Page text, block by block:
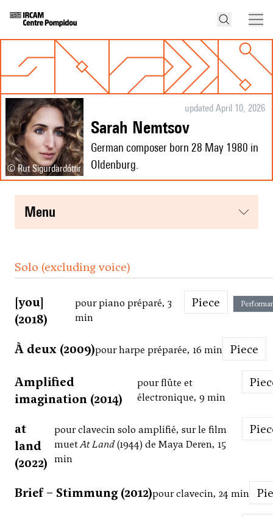
© Rut Sigurdardóttir
updated April 10, 2026
Sarah Nemtsov
German composer born 28 May 1980 in
Oldenburg.
menu
Solo (excluding voice)
[you]
(2018)
pour piano préparé, 3
min
Piece
À deux (2009)pour harpe préparée, 16 min Piece
Amplified
imagination (2014)
pour flûte et
électronique, 9 min
at
land
(2022)
pour clavecin solo amplifié, sur le film
muetAt Land(1944) de Maya Deren, 15
min
Brief – Stimmung (2012)pour clavecin, 24 min